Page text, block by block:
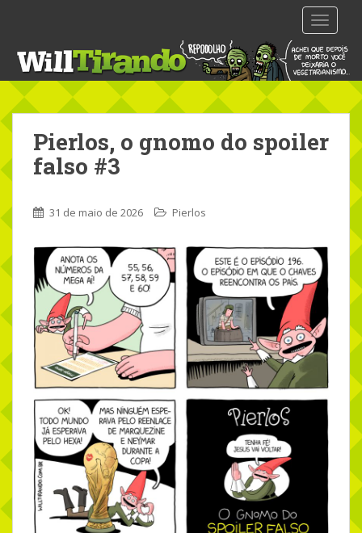
t
m
n
o
e
Pierlos, o gnomo do spoiler
falso #3
31 de maio de 2026 Pierlos